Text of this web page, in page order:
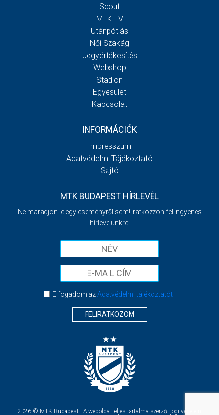
Scout
MTK TV
Utánpótlás
Női Szakág
Jegyértékesítés
Webshop
Stadion
Egyesület
Kapcsolat
INFORMÁCIÓK
Impresszum
Adatvédelmi Tájékoztató
Sajtó
MTK BUDAPEST HÍRLEVÉL
Ne maradjon le egy eseményről sem! Iratkozzon fel ingyenes
hírlevelünkre:
Elfogadom azAdatvédelmi tájékoztatót!
FELIRATKOZOM
2026 © MTK Budapest - A weboldal teljes tartalma szerzői jogi védelem